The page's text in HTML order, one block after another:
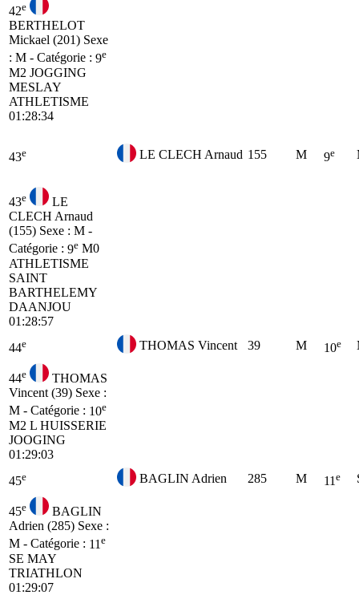
42e
BERTHELOT
Mickael (201) Sexe
: M - Catégorie : 9e
M2 JOGGING
MESLAY
ATHLETISME
01:28:34
43e LE CLECH Arnaud 155 M 9e
43e
LE
CLECH Arnaud
(155) Sexe : M -
Catégorie : 9e M0
ATHLETISME
SAINT
BARTHELEMY
DAANJOU
01:28:57
44e THOMAS Vincent 39 M 10e
44e
THOMAS
Vincent (39) Sexe :
M - Catégorie : 10e
M2 L HUISSERIE
JOOGING
01:29:03
45e BAGLIN Adrien 285 M 11 e
45e
BAGLIN
Adrien (285) Sexe :
M - Catégorie : 11 e
SE MAY
TRIATHLON
01:29:07